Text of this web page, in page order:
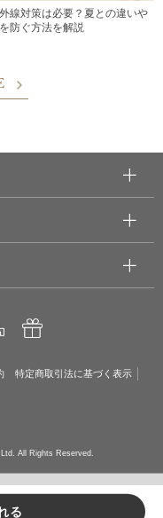
る
線対策は必要？夏との違いや
防ぐ方法を解説
特定商取引法に基づく表示
All Rights Reserved.